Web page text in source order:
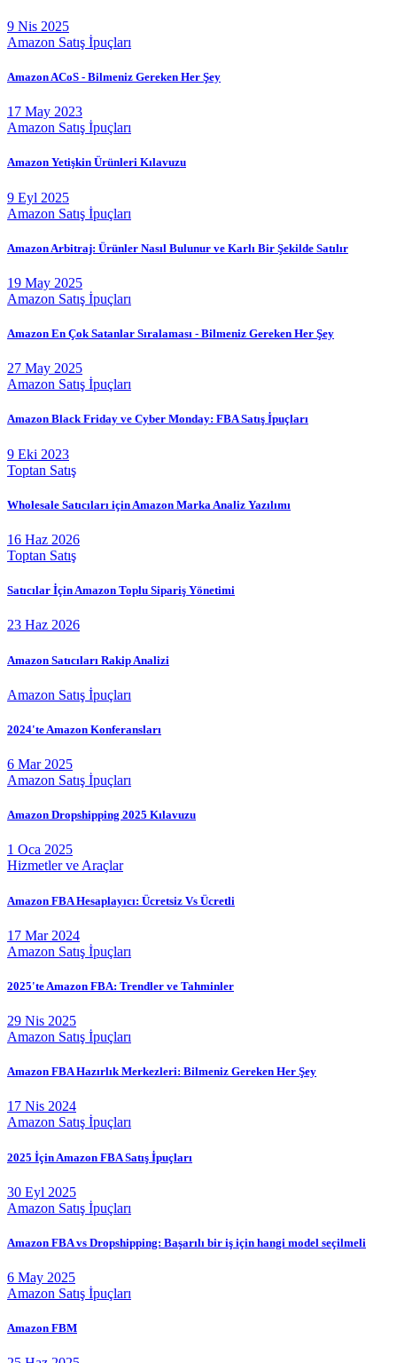
9 Nis 2025
Amazon Satış İpuçları
Amazon ACoS - Bilmeniz Gereken Her Şey
17 May 2023
Amazon Satış İpuçları
Amazon Yetişkin Ürünleri Kılavuzu
9 Eyl 2025
Amazon Satış İpuçları
Amazon Arbitraj: Ürünler Nasıl Bulunur ve Karlı Bir Şekilde Satılır
19 May 2025
Amazon Satış İpuçları
Amazon En Çok Satanlar Sıralaması - Bilmeniz Gereken Her Şey
27 May 2025
Amazon Satış İpuçları
Amazon Black Friday ve Cyber Monday: FBA Satış İpuçları
9 Eki 2023
Toptan Satış
Wholesale Satıcıları için Amazon Marka Analiz Yazılımı
16 Haz 2026
Toptan Satış
Satıcılar İçin Amazon Toplu Sipariş Yönetimi
23 Haz 2026
Amazon Satıcıları Rakip Analizi
Amazon Satış İpuçları
2024'te Amazon Konferansları
6 Mar 2025
Amazon Satış İpuçları
Amazon Dropshipping 2025 Kılavuzu
1 Oca 2025
Hizmetler ve Araçlar
Amazon FBA Hesaplayıcı: Ücretsiz Vs Ücretli
17 Mar 2024
Amazon Satış İpuçları
2025'te Amazon FBA: Trendler ve Tahminler
29 Nis 2025
Amazon Satış İpuçları
Amazon FBA Hazırlık Merkezleri: Bilmeniz Gereken Her Şey
17 Nis 2024
Amazon Satış İpuçları
2025 İçin Amazon FBA Satış İpuçları
30 Eyl 2025
Amazon Satış İpuçları
Amazon FBA vs Dropshipping: Başarılı bir iş için hangi model seçilmeli
6 May 2025
Amazon Satış İpuçları
Amazon FBM